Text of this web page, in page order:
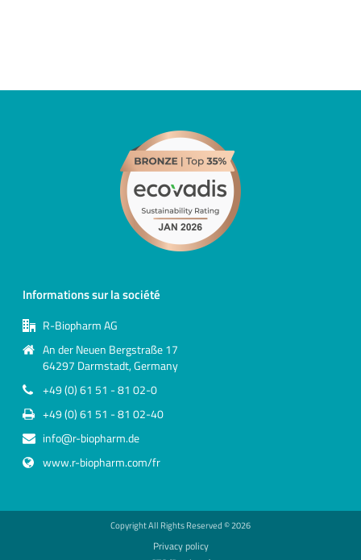
Informations sur la société
R-Biopharm AG
An der Neuen Bergstraße 17
64297 Darmstadt, Germany
+49 (0) 61 51 - 81 02-0
+49 (0) 61 51 - 81 02-40
info@r-biopharm.de
www.r-biopharm.com/fr
Copyright All Rights Reserved ©2026
Privacy policy